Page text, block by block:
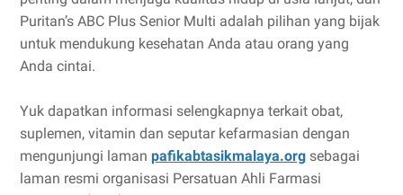
Puritan’s ABC Plus Senior Multi adalah pilihan yang bijak
untuk mendukung kesehatan Anda atau orang yang
Anda cintai.
Yuk dapatkan informasi selengkapnya terkait obat,
suplemen, vitamin dan seputar kefarmasian dengan
mengunjungi laman pafikabtasikmalaya.org sebagai
laman resmi organisasi Persatuan Ahli Farmasi